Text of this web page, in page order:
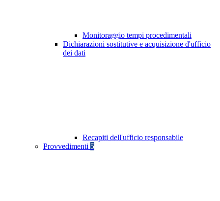
Monitoraggio tempi procedimentali
Dichiarazioni sostitutive e acquisizione d'ufficio
dei dati
Recapiti dell'ufficio responsabile
Provvedimenti 5